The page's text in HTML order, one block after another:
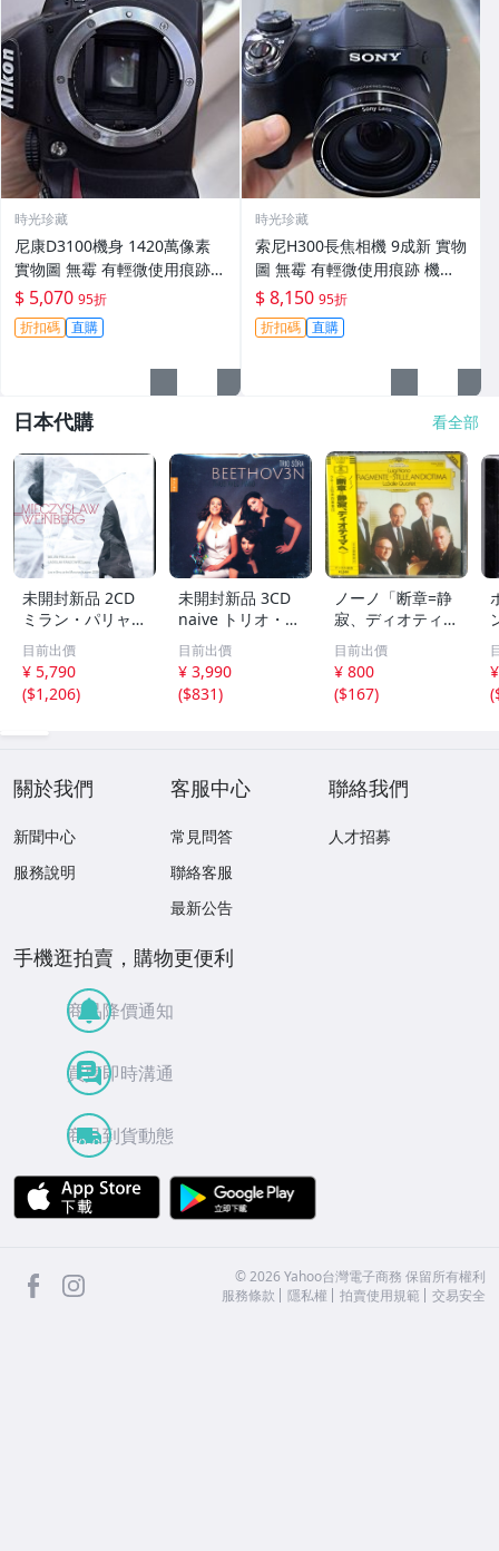
時光珍藏
尼康D3100機身 1420萬像素
實物圖 無霉 有輕微使用痕跡
機身原裝 無拆修無翻新 臨-34
3
$ 5,070 95折
折扣碼 直購
時光珍藏
索尼H300長焦相機 9成新 實物
圖 無霉 有輕微使用痕跡 機身
鏡頭原裝 無拆修無翻新-3430
$ 8,150 95折
折扣碼 直購
日本代購 看全部
未開封新品 2CD
ミラン・パリャ,
ラディスラフ・フ
ァンゾヴィッツ -
ヴァインベルク：
ヴァイオリンとピ
目前出價
¥ 5,790
($1,206)
未開封新品 3CD
naive トリオ・ソ
ーラ/Trio Sora -
ベートーヴェン：
ピアノ三重奏曲
集 a6NnB08KH
目前出價
¥ 3,990
($831)
ノーノ「断章=静
寂、ディオティマ
へ」ラサール弦楽
四重奏団
目前出價
¥ 800
($167)
(
關於我們
新聞中心
服務說明
客服中心
常見問答
聯絡客服
最新公告
聯絡我們
人才招募
手機逛拍賣，購物更便利
商品降價通知
買賣即時溝通
商品到貨動態
APP Store
facebook ©2026 Yahoo台灣電子商務 保留所有權利
服務條款
隱私權 拍賣使用規範 交易安全